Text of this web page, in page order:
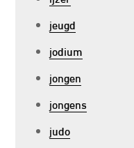
jeugd
jodium
jongen
jongens
judo